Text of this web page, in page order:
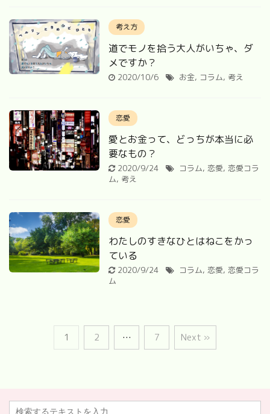
考え方
道でモノを拾う大人がいちゃ、ダ
メですか？
2020/10/6 お金, コラム, 考え
恋愛
愛とお金って、どっちが本当に必
要なもの？
2020/9/24 コラム, 恋愛, 恋愛コラ
ム, 考え
恋愛
わたしのすきなひとはねこをかっ
ている
2020/9/24 コラム, 恋愛, 恋愛コラ
ム
1 2 … 7 Next »